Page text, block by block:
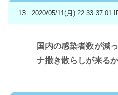
13 : 2020/05/11(月) 22:33:37.01
国内の感染者数が減
ナ撒き散らしが来る